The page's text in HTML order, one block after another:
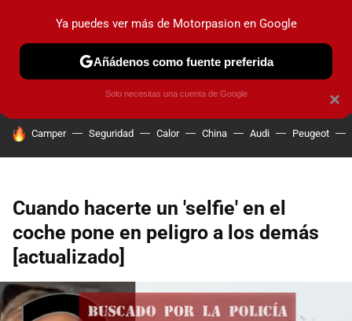
PRUEBAS COCHES ELÉCTRICOS OBSERVATORIO
HOY SE HABLA DE
Camper Seguridad Calor China Audi Peugeot
Cuando hacerte un 'selfie' en el
coche pone en peligro a los demás
[actualizado]
×
Ya puedes ver más de Motorpasion en Google
Añádenos como fuente preferida
Solo necesitas una cuenta de Google